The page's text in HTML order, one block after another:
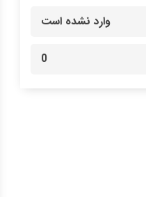
وارد نشده است
0